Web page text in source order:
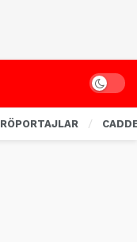
Dark
RÖPORTAJLAR